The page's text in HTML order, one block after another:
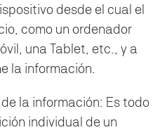
desde el cual el
como un ordenador
una Tablet, etc., y a
la información.
la información: Es todo
individual de un